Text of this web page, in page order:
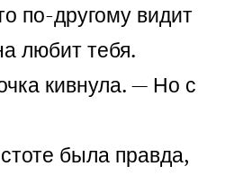
по-другому видит
любит тебя.
кивнула. — Но с
была правда,